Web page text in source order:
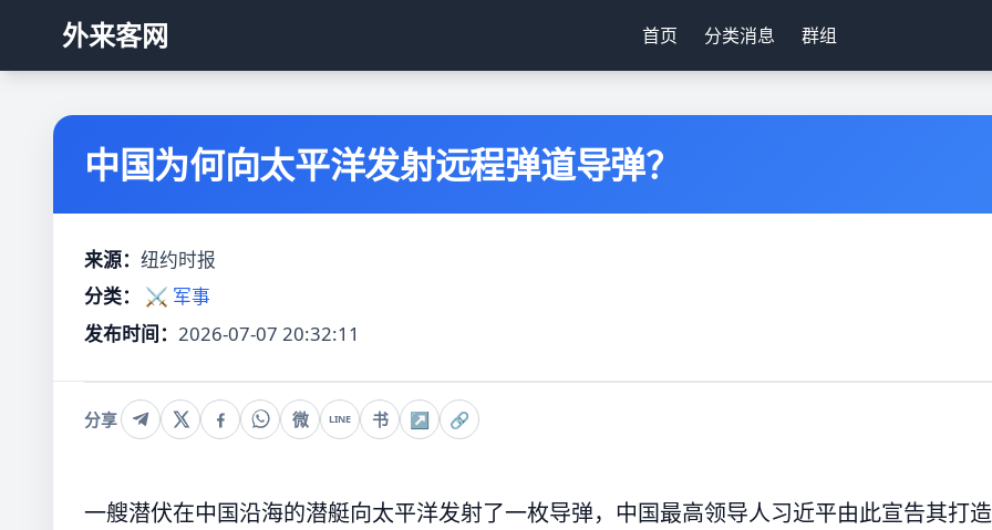
外来客网 首页 分类消息 群组
中国为何向太平洋发射远程弹道导弹？
来源： 纽约时报
分类：
⚔️ 军事
发布时间： 2026-07-07 20:32:11
分享 微 LINE 书 ↗ 🔗
一艘潜伏在中国沿海的潜艇向太平洋发射了一枚导弹，中国最高领导人习近平由此宣告其打造